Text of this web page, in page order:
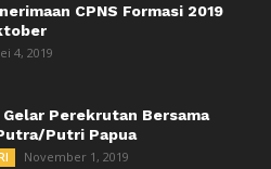
CPNS Formasi 2019
4, 2019
Gelar Perekrutan Bersama
Putri Papua
November 1, 2019